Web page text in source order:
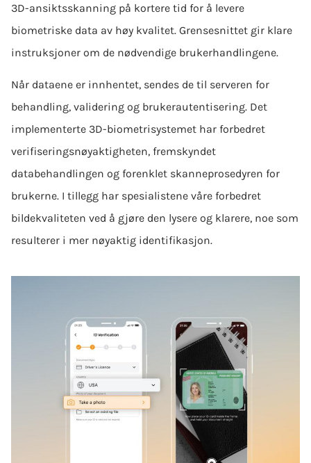
3D-ansiktsskanning på kortere tid for å levere
biometriske data av høy kvalitet. Grensesnittet gir klare
instruksjoner om de nødvendige brukerhandlingene.
Når dataene er innhentet, sendes de til serveren for
behandling, validering og brukerautentisering. Det
implementerte 3D-biometrisystemet har forbedret
verifiseringsnøyaktigheten, fremskyndet
databehandlingen og forenklet skanneprosedyren for
brukerne. I tillegg har spesialistene våre forbedret
bildekvaliteten ved å gjøre den lysere og klarere, noe som
resulterer i mer nøyaktig identifikasjon.